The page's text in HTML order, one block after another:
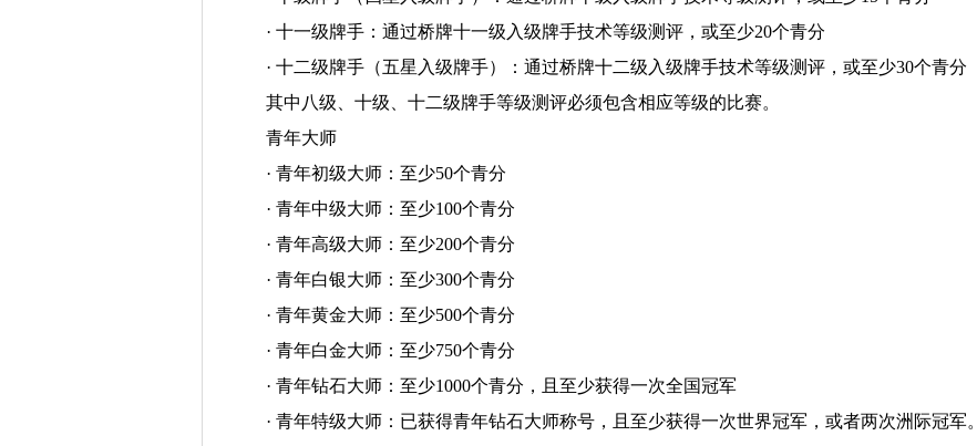
· 十一级牌手：通过桥牌十一级入级牌手技术等级测评，或至少20个青分
· 十二级牌手（五星入级牌手）：通过桥牌十二级入级牌手技术等级测评，或至少30个青分
其中八级、十级、十二级牌手等级测评必须包含相应等级的比赛。
青年大师
· 青年初级大师：至少50个青分
· 青年中级大师：至少100个青分
· 青年高级大师：至少200个青分
· 青年白银大师：至少300个青分
· 青年黄金大师：至少500个青分
· 青年白金大师：至少750个青分
· 青年钻石大师：至少1000个青分，且至少获得一次全国冠军
· 青年特级大师：已获得青年钻石大师称号，且至少获得一次世界冠军，或者两次洲际冠军。